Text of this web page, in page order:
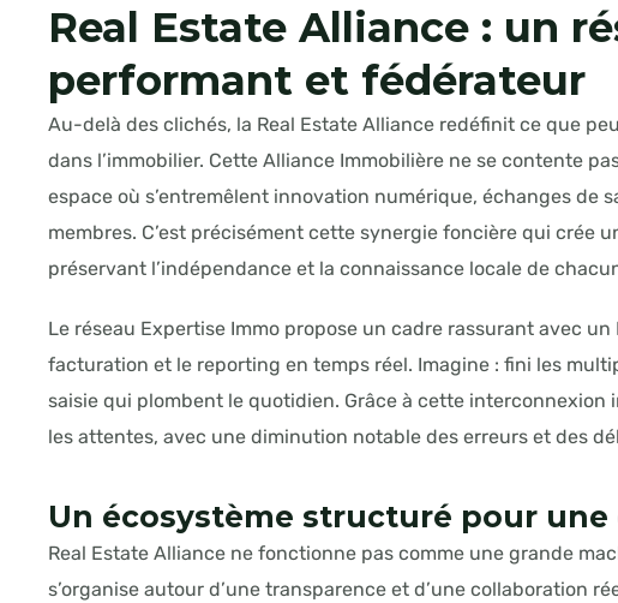
Real Estate Alliance : un
performant et fédérateur
Au-delà des clichés, la Real Estate Alliance redéfinit ce que
dans l’immobilier. Cette Alliance Immobilière ne se contente
espace où s’entremêlent innovation numérique, échanges de
membres. C’est précisément cette synergie foncière qui crée
préservant l’indépendance et la connaissance locale de
Le réseau Expertise Immo propose un cadre rassurant avec
facturation et le reporting en temps réel. Imagine : fini les
saisie qui plombent le quotidien. Grâce à cette interconnexion
les attentes, avec une diminution notable des erreurs et des
Un écosystème structuré pour
Real Estate Alliance ne fonctionne pas comme une grande
s’organise autour d’une transparence et d’une collaboration